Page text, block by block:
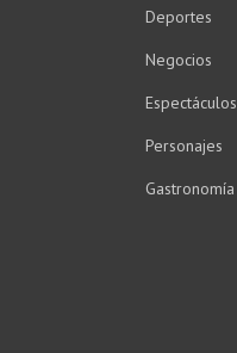
Deportes
Negocios
Espectáculos
Personajes
Gastronomía